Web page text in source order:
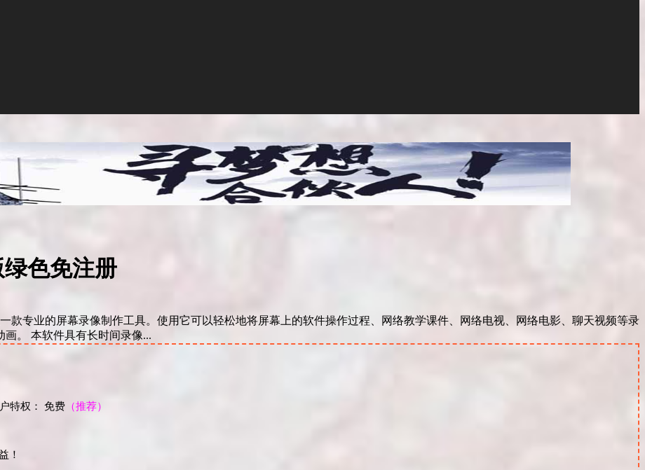
色免注册
款专业的屏幕录像制作工具。使用它可以轻松地将屏幕上的软件操作过程、网络教学课件、网络电视、网络电影、聊天视频等录
。 本软件具有长时间录像...
特权： 免费 （推荐）
！